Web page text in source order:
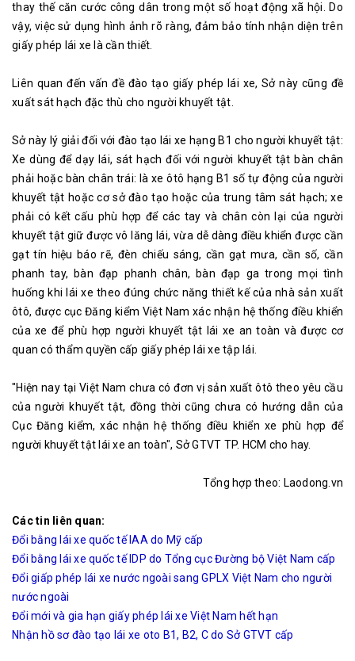
thay thế căn cước công dân trong một số hoạt động xã hội. Do
vậy, việc sử dụng hình ảnh rõ ràng, đảm bảo tính nhận diện trên
giấy phép lái xe là cần thiết.
Liên quan đến vấn đề đào tạo giấy phép lái xe, Sở này cũng đề
xuất sát hạch đặc thù cho người khuyết tật.
Sở này lý giải đối với đào tạo lái xe hạng B1 cho người khuyết tật:
Xe dùng để dạy lái, sát hạch đối với người khuyết tật bàn chân
phải hoặc bàn chân trái: là xe ôtô hạng B1 số tự động của người
khuyết tật hoặc cơ sở đào tạo hoặc của trung tâm sát hạch; xe
phải có kết cấu phù hợp để các tay và chân còn lại của người
khuyết tật giữ được vô lăng lái, vừa dễ dàng điều khiển được cần
gạt tín hiệu báo rẽ, đèn chiếu sáng, cần gạt mưa, cần số, cần
phanh tay, bàn đạp phanh chân, bàn đạp ga trong mọi tình
huống khi lái xe theo đúng chức năng thiết kế của nhà sản xuất
ôtô, được cục Đăng kiểm Việt Nam xác nhận hệ thống điều khiển
của xe để phù hợp người khuyết tật lái xe an toàn và được cơ
quan có thẩm quyền cấp giấy phép lái xe tập lái.
"Hiện nay tại Việt Nam chưa có đơn vị sản xuất ôtô theo yêu cầu
của người khuyết tật, đồng thời cũng chưa có hướng dẫn của
Cục Đăng kiểm, xác nhận hệ thống điều khiển xe phù hợp để
người khuyết tật lái xe an toàn", Sở GTVT TP. HCM cho hay.
Tổng hợp theo: Laodong.vn
Các tin liên quan:
Đổi bằng lái xe quốc tế IAA do Mỹ cấp
Đổi bằng lái xe quốc tế IDP do Tổng cục Đường bộ Việt Nam cấp
Đổi giấp phép lái xe nước ngoài sang GPLX Việt Nam cho người
nước ngoài
Đổi mới và gia hạn giấy phép lái xe Việt Nam hết hạn
Nhận hồ sơ đào tạo lái xe oto B1, B2, C do Sở GTVT cấp